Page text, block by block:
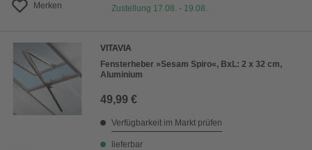
Merken
Zustellung 17.08. - 19.08.
VITAVIA
Fensterheber »Sesam Spiro«, BxL: 2 x 32 cm,
Aluminium
49,99 €
Verfügbarkeit im Markt prüfen
lieferbar